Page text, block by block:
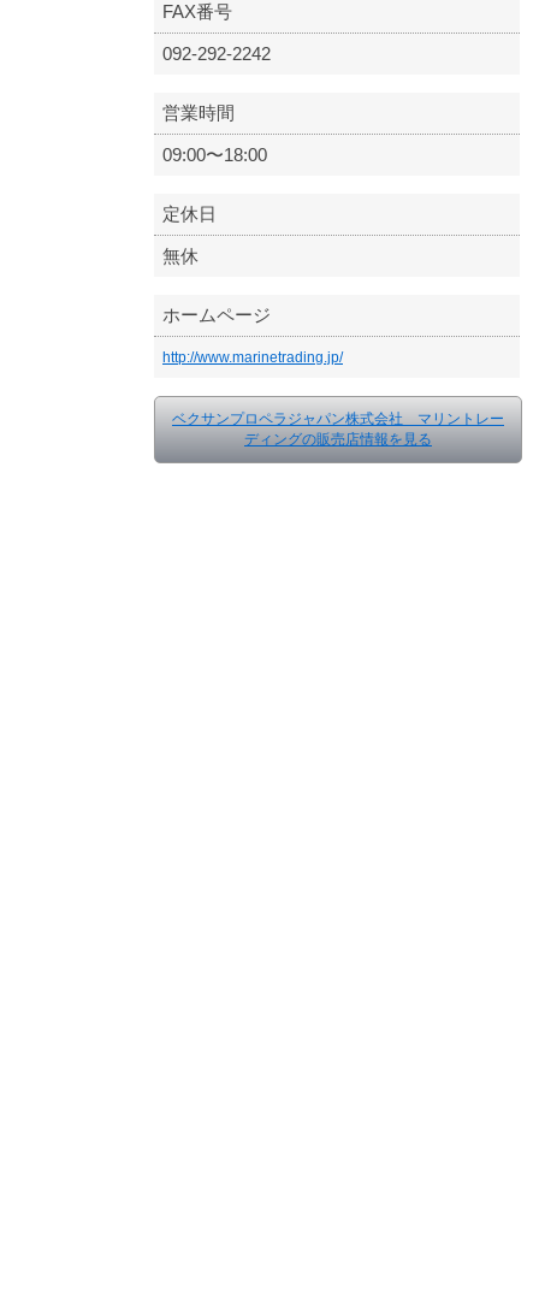
FAX番号
092-292-2242
営業時間
09:00〜18:00
定休日
無休
ホームページ
http://www.marinetrading.jp/
ベクサンプロペラジャパン株式会社 マリントレー
ディングの販売店情報を見る